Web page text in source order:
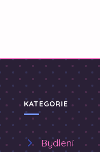
KATEGORIE
Bydlení